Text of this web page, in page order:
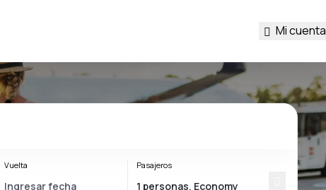
Mi cuenta
Vuelta Pasajeros